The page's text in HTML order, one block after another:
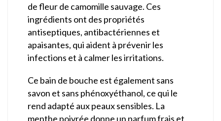
de fleur de camomille sauvage. Ces
ingrédients ont des propriétés
antiseptiques, antibactériennes et
apaisantes, qui aident à prévenir les
infections et à calmer les irritations.
Ce bain de bouche est également sans
savon et sans phénoxyéthanol, ce qui le
rend adapté aux peaux sensibles. La
menthe poivrée donne un parfum frais et